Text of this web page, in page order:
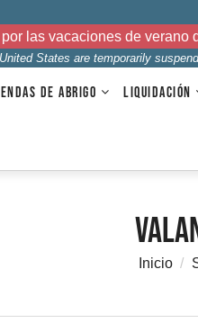
las vacaciones de verano
States are temporarily
DE ABRIGO LIQUIDACIÓN
Inicio